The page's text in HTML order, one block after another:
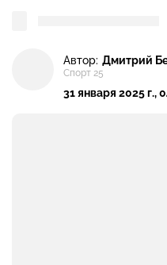
Автор: Дмитрий
Спорт 25
31 января 2025 г.,